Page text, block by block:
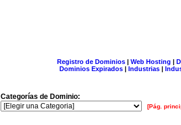
Registro de Dominios| Web Hosting |
Dominios Expirados | Industrias |
Categorías de Dominio:
[Pág.